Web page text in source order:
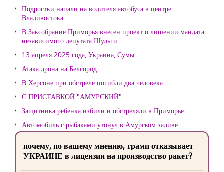
Подростки напали на водителя автобуса в центре
Владивостока
В Заксобрание Приморья внесен проект о лишении мандата
независимого депутата Шульги
13 апреля 2025 года, Украина, Сумы.
Атака дрона на Белгород
В Херсоне при обстреле погибли два человека
С ПРИСТАВКОЙ "АМУРСКИЙ"
Защитника ребенка избили и обстреляли в Приморье
Автомобиль с рыбаками утонул в Амурском заливе
почему, по вашему мнению, трамп отказывает
УКРАИНЕ в лицензии на производство ракет?